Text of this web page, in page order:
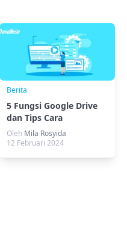
Berita
5 Fungsi Google Drive
dan Tips Cara
Menggunakannya
Oleh Mila Rosyida
12 Februari 2024